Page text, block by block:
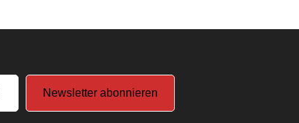
Newsletter abonnieren